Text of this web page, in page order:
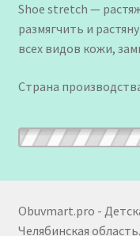
Shoe stretch —
размягчить и
всех видов кожи,
Страна
Obuvmart.pro -
Челябинская